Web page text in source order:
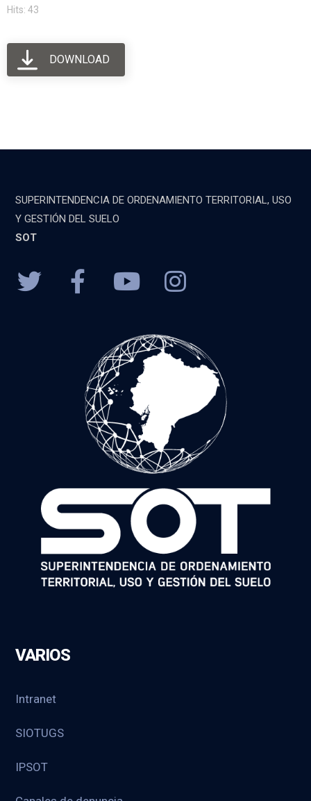
Hits: 43
DOWNLOAD
SUPERINTENDENCIA DE ORDENAMIENTO TERRITORIAL, USO
Y GESTIÓN DEL SUELO
SOT
VARIOS
Intranet
SIOTUGS
IPSOT